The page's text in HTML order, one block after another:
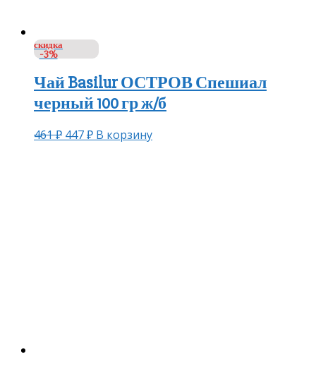
скидка
-3%
Чай Basilur ОСТРОВ Спешиал
черный 100 гр ж/б
461₽ 447₽ В корзину